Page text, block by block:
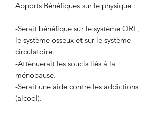
Apports Bénéfiques sur le physique :
-Serait bénéfique sur le système ORL,
le système osseux et sur le système
circulatoire.
-Atténuerait les soucis liés à la
ménopause.
-Serait une aide contre les addictions
(alcool).